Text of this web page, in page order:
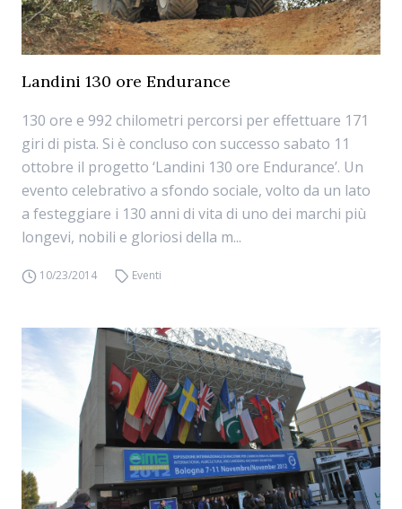
Landini 130 ore Endurance
130 ore e 992 chilometri percorsi per effettuare 171
giri di pista. Si è concluso con successo sabato 11
ottobre il progetto ‘Landini 130 ore Endurance’. Un
evento celebrativo a sfondo sociale, volto da un lato
a festeggiare i 130 anni di vita di uno dei marchi più
longevi, nobili e gloriosi della m...
10/23/2014 Eventi